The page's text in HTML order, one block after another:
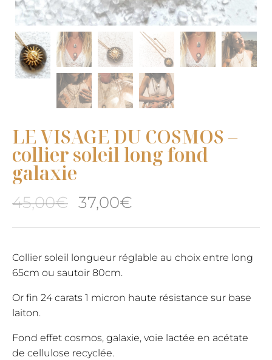
LE VISAGE DU COSMOS –
collier soleil long fond
galaxie
45,00€ Le
prix
initial
était :
45,00€.
37,00€
prix
actuel
37,00€.
Collier soleil longueur réglable au choix entre long
65cm ou sautoir 80cm.
Or fin 24 carats 1 micron haute résistance sur base
laiton.
Fond effet cosmos, galaxie, voie lactée en acétate
de cellulose recyclée.